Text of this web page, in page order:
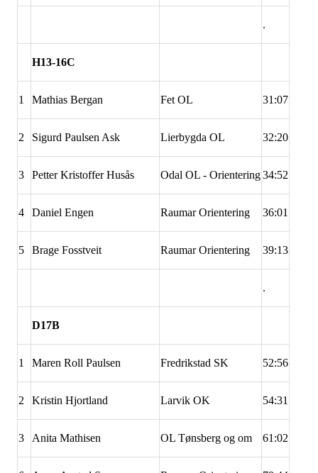
.
H13-16C
1 Mathias Bergan Fet OL 31:07
2 Sigurd Paulsen Ask Lierbygda OL 32:20
3 Petter Kristoffer Husås Odal OL - Orientering34:52
4 Daniel Engen Raumar Orientering 36:01
5 Brage Fosstveit Raumar Orientering 39:13
.
D17B
1 Maren Roll Paulsen Fredrikstad SK 52:56
2 Kristin Hjortland Larvik OK 54:31
3 Anita Mathisen OL Tønsberg og om 61:02